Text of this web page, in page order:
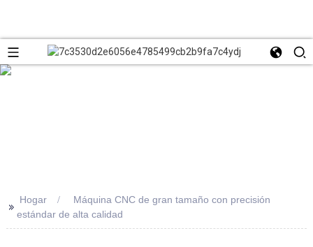
>> Hogar
Máquina CNC de gran tamaño con precisión
estándar de alta calidad